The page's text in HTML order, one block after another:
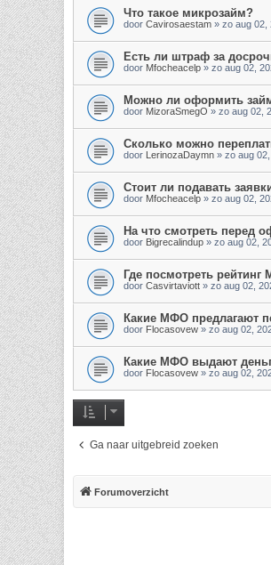
Что такое микрозайм?
door Cavirosaestam » zo aug 02,
Есть ли штраф за
door Mfocheacelp » zo aug 02,
Можно ли оформить
door MizoraSmegO » zo aug 02,
Сколько можно
door LerinozaDaymn » zo aug
Стоит ли подавать
door Mfocheacelp » zo aug 02,
На что смотреть перед
door Bigrecalindup » zo aug 02,
Где посмотреть
door Casvirtaviott » zo aug 02,
Какие МФО предлагают
door Flocasovew » zo aug 02,
Какие МФО выдают
door Flocasovew » zo aug 02,
Ga naar uitgebreid zoeken
Forumoverzicht